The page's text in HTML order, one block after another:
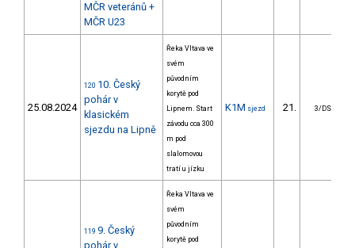
MČR veteránů +
MČR U23
25.08.2024
120 10. Český
pohár v
klasickém
sjezdu na Lipně
Řeka Vltava ve
svém
původním
korytě pod
Lipnem. Start
závodu cca 300
m pod
slalomovou
tratí u jízku
K1M sjezd 21. 3/DS
119 9. Český
pohár v
Řeka Vltava ve
svém
původním
korytě pod